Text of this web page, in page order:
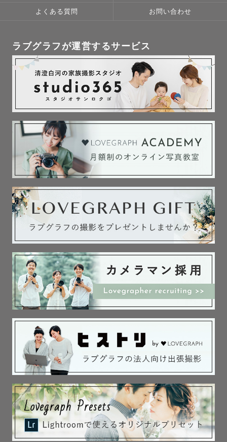
よくある質問 お問い合わせ
ラブグラフが運営するサービス